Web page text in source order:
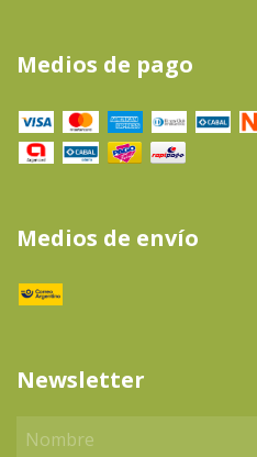
Medios de pago
Medios de envío
Newsletter